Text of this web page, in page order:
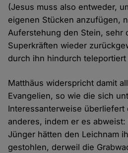
(Jesus muss also entweder,
eigenen Stücken anzufügen,
Auferstehung den Stein, sehr
Superkräften wieder
durch ihn hindurch teleportiert
Matthäus widerspricht damit
Evangelien, so wie die sich
Interessanterweise überliefert
anderes, indem er es abweist:
Jünger hätten den Leichnam
gestohlen, derweil die